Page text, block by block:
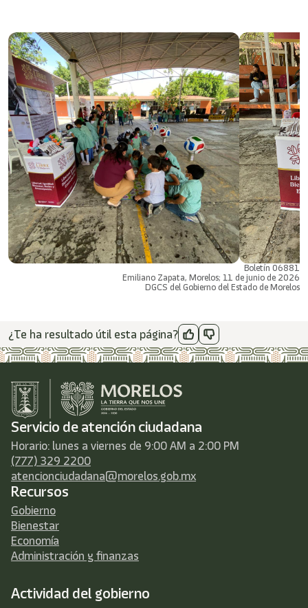
Boletín 06881
Emiliano Zapata, Morelos; 11 de junio de 2026
DGCS del Gobierno del Estado de Morelos
¿Te ha resultado útil esta página?
Servicio de atención ciudadana
Horario: lunes a viernes de 9:00 AM a 2:00 PM
(777) 329 2200
atencionciudadana@morelos.gob.mx
Recursos
Gobierno
Bienestar
Economía
Administración y finanzas
Actividad del gobierno